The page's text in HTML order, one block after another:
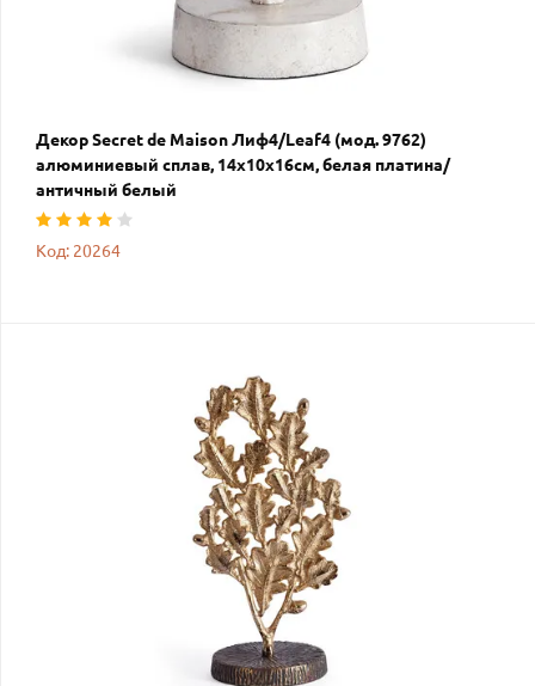
Декор Secret de Maison Лиф4/Leaf4 (мод. 9762)
алюминиевый сплав, 14х10х16см, белая платина/
античный белый
Код: 20264